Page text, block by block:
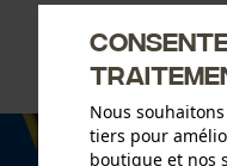
Nous
tiers pour
boutique et nos